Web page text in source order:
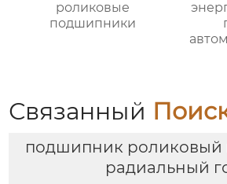
роликовые
подшипники
Связанный
подшипник роликовый
радиальный